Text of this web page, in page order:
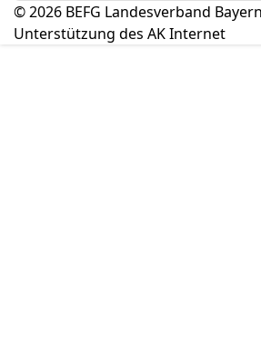
© 2026 BEFG Landesverband
Unterstützung des AK Internet